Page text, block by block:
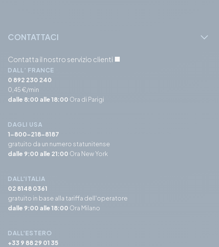
CONTATTACI
Contatta il nostro servizio clienti
DALL’ FRANCE
0 892 230 240
0,45 €/min
dalle 8:00 alle 18:00 Ora di Parigi
DAGLI USA
1-800-218-8187
gratuito da un numero statunitense
dalle 9:00 alle 21:00 Ora New York
DALL'ITALIA
02 8148 0361
gratuito in base alla tariffa dell'operatore
dalle 9:00 alle 18:00 Ora Milano
DALL'ESTERO
+33 9 88 29 01 35